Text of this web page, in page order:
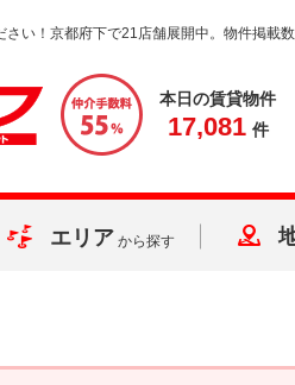
い！京都府下で21店舗展開中。物件掲載数
本日の賃貸物件
17,081 件
エリア から探す